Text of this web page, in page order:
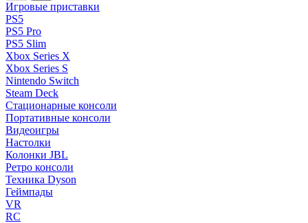
Игровые приставки
PS5
PS5 Pro
PS5 Slim
Xbox Series X
Xbox Series S
Nintendo Switch
Steam Deck
Стационарные консоли
Портативные консоли
Видеоигры
Настолки
Колонки JBL
Ретро консоли
Техника Dyson
Геймпады
VR
RC